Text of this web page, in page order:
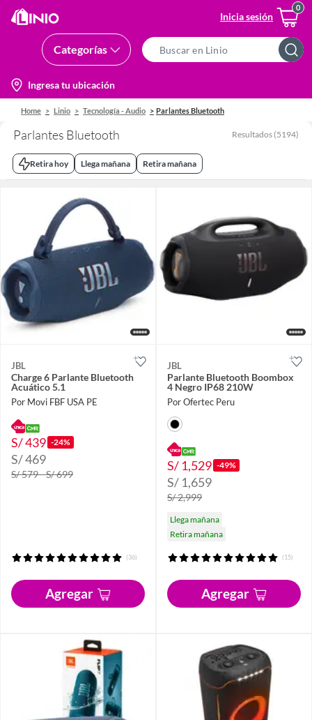
Inicia sesión
Categorías
Bar
location-
icon
Ingresa tu ubicación
Home Linio Tecnología - Audio Parlantes Bluetooth
Parlantes Bluetooth Resultados (5194)
Retira hoy Llega mañana Retira mañana
JBL
Charge 6 Parlante Bluetooth
Acuático 5.1
Por Movi FBF USA PE
S/ 439 -24%
S/ 469
S/ 579 - S/ 699
(36)
Agregar
JBL
Parlante Bluetooth Boombox
4 Negro IP68 210W
Por Ofertec Peru
S/ 1,529 -49%
S/ 1,659
S/ 2,999
Llega mañana
Retira mañana
(15)
Agregar